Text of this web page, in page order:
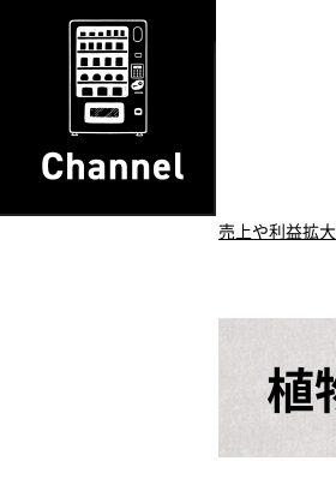
売上や利益拡
植